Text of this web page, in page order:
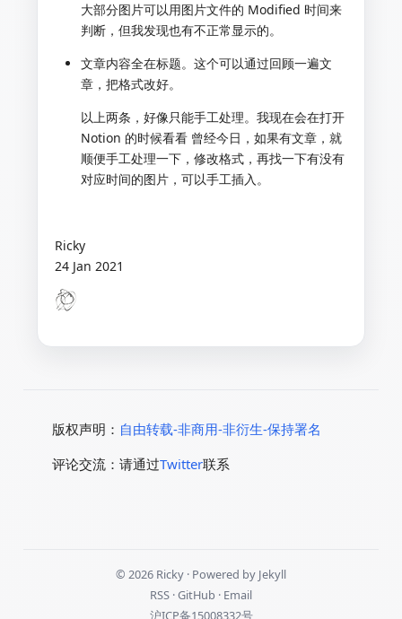
大部分图片可以用图片文件的 Modified 时间来
判断，但我发现也有不正常显示的。
文章内容全在标题。这个可以通过回顾一遍文
章，把格式改好。
以上两条，好像只能手工处理。我现在会在打开
Notion 的时候看看 曾经今日，如果有文章，就
顺便手工处理一下，修改格式，再找一下有没有
对应时间的图片，可以手工插入。
Ricky
24 Jan 2021
版权声明： 自由转载-非商用-非衍生-保持署名
评论交流：请通过Twitter联系
© 2026 Ricky · Powered by Jekyll
RSS ·GitHub · Email
沪ICP备15008332号